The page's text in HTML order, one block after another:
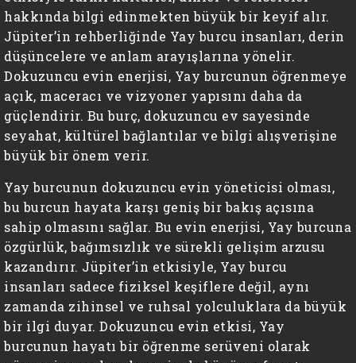
hakkında bilgi edinmekten büyük bir keyif alır.
Jüpiter’in rehberliğinde Yay burcu insanları, derin
düşüncelere ve anlam arayışlarına yönelir.
Dokuzuncu evin enerjisi, Yay burcunun öğrenmeye
açık, maceracı ve vizyoner yapısını daha da
güçlendirir. Bu burç, dokuzuncu ev sayesinde
seyahat, kültürel bağlantılar ve bilgi alışverişine
büyük bir önem verir.
Yay burcunun dokuzuncu evin yöneticisi olması,
bu burcun hayata karşı geniş bir bakış açısına
sahip olmasını sağlar. Bu evin enerjisi, Yay burcuna
özgürlük, bağımsızlık ve sürekli gelişim arzusu
kazandırır. Jüpiter’in etkisiyle, Yay burcu
insanları sadece fiziksel keşiflere değil, aynı
zamanda zihinsel ve ruhsal yolculuklara da büyük
bir ilgi duyar. Dokuzuncu evin etkisi, Yay
burcunun hayatı bir öğrenme serüveni olarak